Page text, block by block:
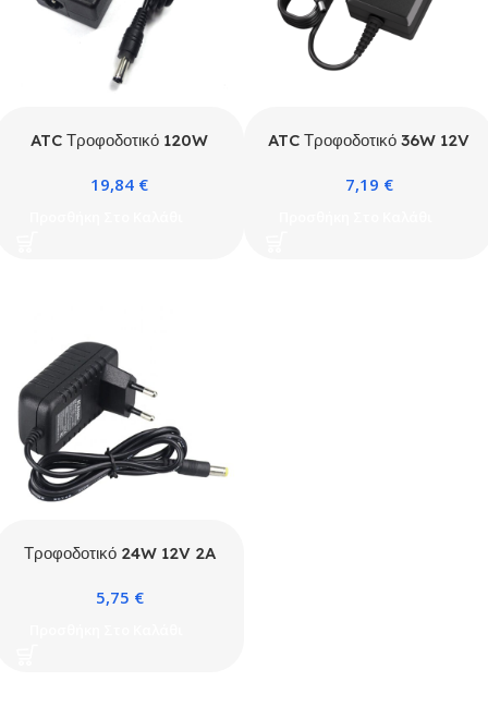
ATC Τροφοδοτικό 120W
19,84 €
ATC Τροφοδοτικό 36W 12V
7,19 €
Τροφοδοτικό 24W 12V 2A
5,75 €